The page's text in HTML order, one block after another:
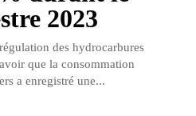
2023
des hydrocarbures
que la consommation
a enregistré une...